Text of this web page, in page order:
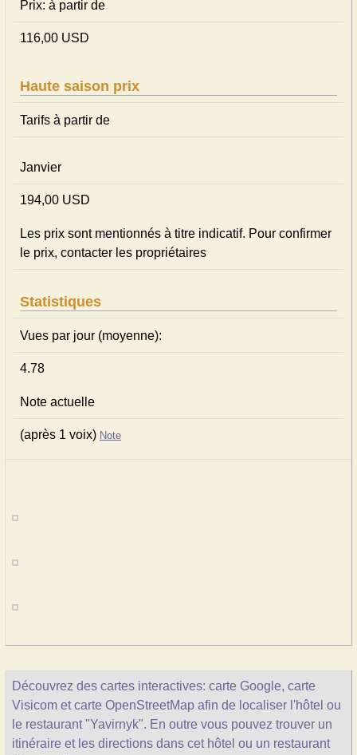
Prix: à partir de
116,00 USD
Haute saison prix
Tarifs à partir de
Janvier
194,00 USD
Les prix sont mentionnés à titre indicatif. Pour confirmer
le prix, contacter les propriétaires
Statistiques
Vues par jour (moyenne):
4.78
Note actuelle
(après 1 voix) Note
Découvrez des cartes interactives: carte Google, carte
Visicom et carte OpenStreetMap afin de localiser l'hôtel ou
le restaurant "Yavirnyk". En outre vous pouvez trouver un
itinéraire et les directions dans cet hôtel ou un restaurant